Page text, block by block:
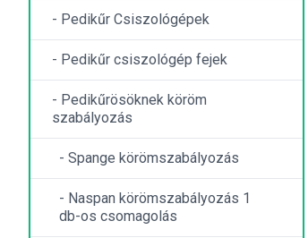
- Pedikűr Csiszológépek
- Pedikűr csiszológép fejek
- Pedikűrösöknek köröm
szabályozás
- Spange körömszabályozás
- Naspan körömszabályozás 1
db-os csomagolás